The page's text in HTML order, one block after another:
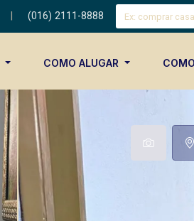
(016) 2111-8888
COMO ALUGAR